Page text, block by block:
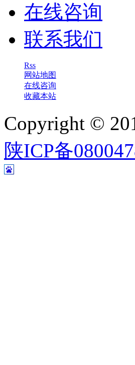
在线咨询
联系我们
Rss
网站地图
在线咨询
收藏本站
Copyright ©
陕ICP备